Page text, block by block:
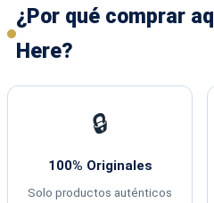
¿Por qué comprar
Here?
🔒
100% Originales
Solo productos auténticos